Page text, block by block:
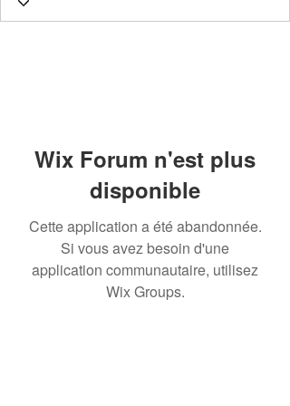
Wix Forum n'est plus
disponible
Cette application a été abandonnée.
Si vous avez besoin d'une
application communautaire, utilisez
Wix Groups.